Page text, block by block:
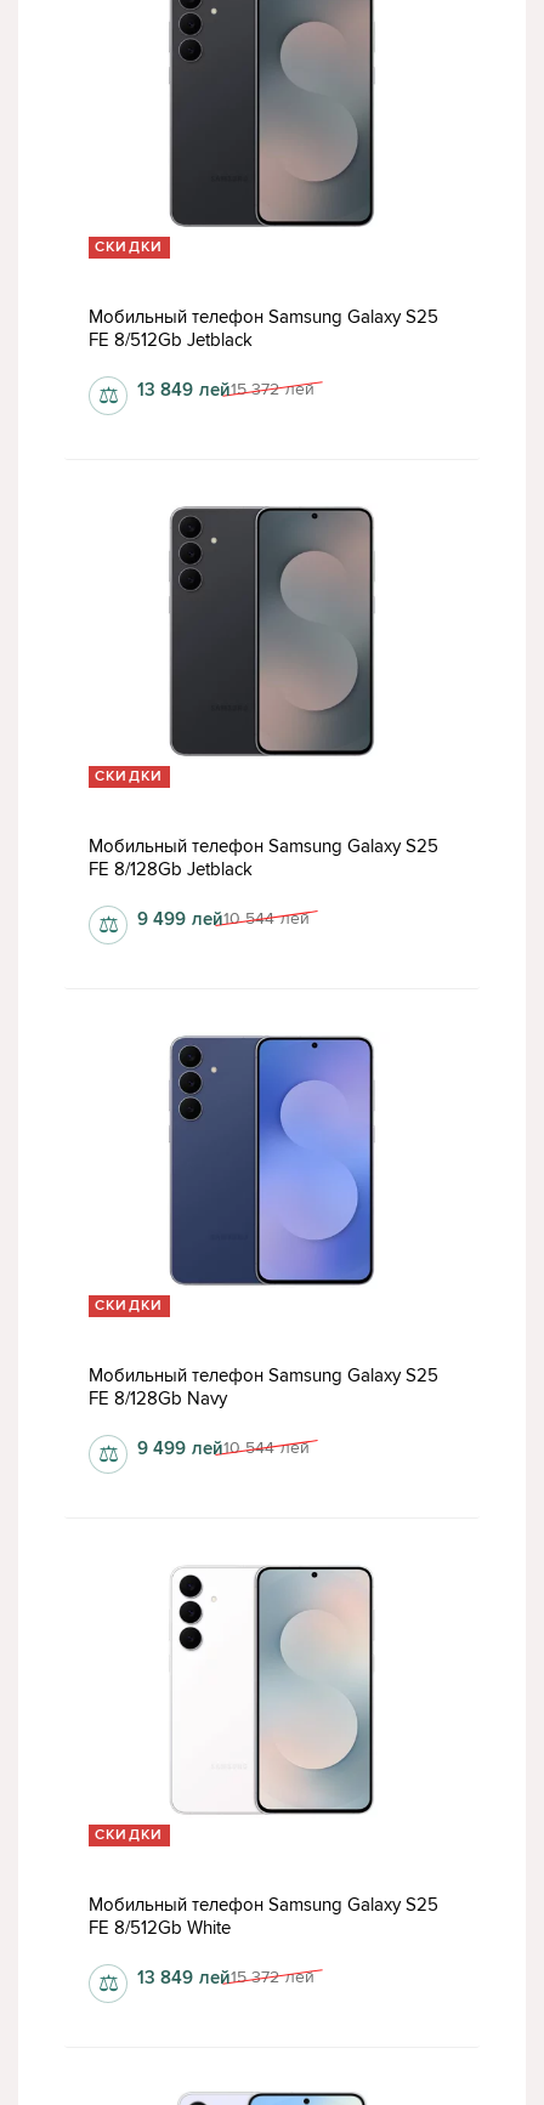
СКИДКИ
Мобильный телефон Samsung Galaxy S25
FE 8/512Gb Jetblack
15 372 лей
13 849 лей
⚖
СКИДКИ
Мобильный телефон Samsung Galaxy S25
FE 8/128Gb Jetblack
10 544 лей
9 499 лей
⚖
СКИДКИ
Мобильный телефон Samsung Galaxy S25
FE 8/128Gb Navy
10 544 лей
9 499 лей
⚖
СКИДКИ
Мобильный телефон Samsung Galaxy S25
FE 8/512Gb White
15 372 лей
13 849 лей
⚖